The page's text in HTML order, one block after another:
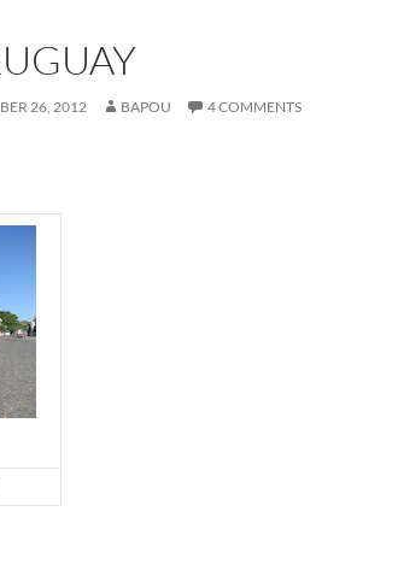
26, 2012 BAPOU 4 COMMENTS